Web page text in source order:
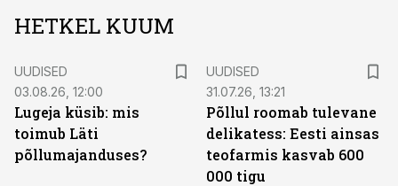
HETKEL KUUM
UUDISED
03.08.26, 12:00
Lugeja küsib: mis
toimub Läti
põllumajanduses?
UUDISED
31.07.26, 13:21
Põllul roomab tulevane
delikatess: Eesti ainsas
teofarmis kasvab 600
000 tigu